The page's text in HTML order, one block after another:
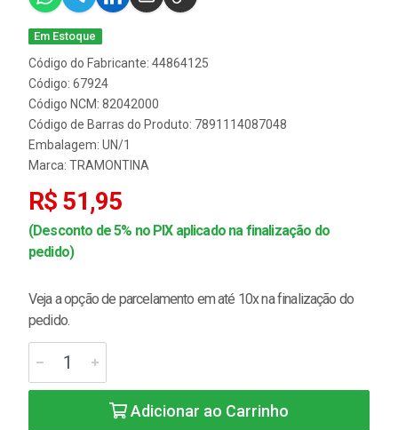
Em Estoque
Código do Fabricante: 44864125
Código: 67924
Código NCM: 82042000
Código de Barras do Produto: 7891114087048
Embalagem: UN/1
Marca: TRAMONTINA
R$ 51,95
(Desconto de 5% no PIX aplicado na finalização do
pedido)
Veja a opção de parcelamento em até 10x na finalização do
pedido.
Adicionar ao Carrinho